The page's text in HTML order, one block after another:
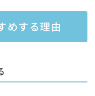
めする理由